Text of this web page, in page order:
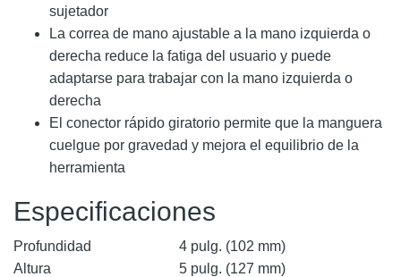
sujetador
La correa de mano ajustable a la mano izquierda o
derecha reduce la fatiga del usuario y puede
adaptarse para trabajar con la mano izquierda o
derecha
El conector rápido giratorio permite que la manguera
cuelgue por gravedad y mejora el equilibrio de la
herramienta
Especificaciones
Profundidad
4 pulg. (102 mm)
Altura
5 pulg. (127 mm)